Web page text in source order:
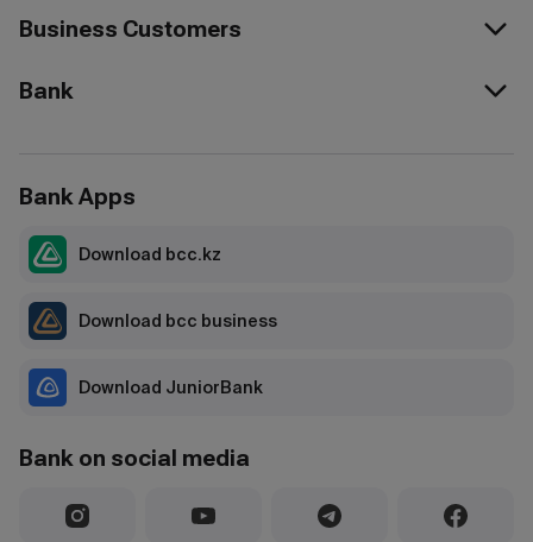
Business Customers
Bank
Bank on social media
Bank Apps
Download bcc.kz
Download bcc business
Download JuniorBank